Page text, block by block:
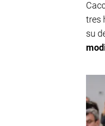
tres
su